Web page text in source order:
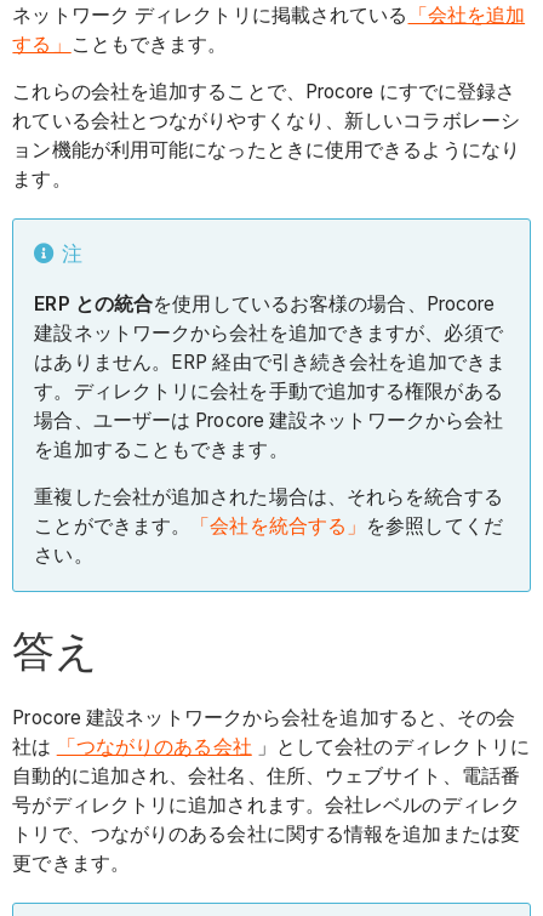
ネットワーク ディレクトリに掲載されている
「会社を追加
する」 こともできます。
これらの会社を追加することで、Procore にすでに登録さ
れている会社とつながりやすくなり、新しいコラボレーシ
ョン機能が利用可能になったときに使用できるようになり
ます。
注
ERP との統合を使用しているお客様の場合、Procore
建設ネットワークから会社を追加できますが、必須で
はありません。 ERP 経由で引き続き会社を追加できま
す。ディレクトリに会社を手動で追加する権限がある
場合、ユーザーは Procore 建設ネットワークから会社
を追加することもできます。
重複した会社が追加された場合は、それらを統合する
ことができます。
「会社を統合する」 を参照してくだ
さい。
答え
Procore 建設ネットワークから会社を追加すると、その会
社は
「つながりのある会社 」として会社のディレクトリに
自動的に追加され、会社名、住所、ウェブサイト、電話番
号がディレクトリに追加されます。会社レベルのディレク
トリで、つながりのある会社に関する情報を追加または変
更できます。